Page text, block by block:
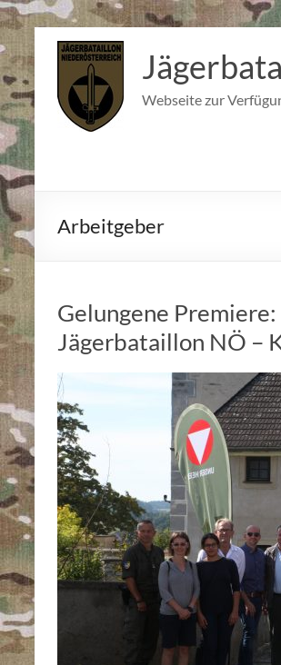
Inhalt
springen
Webseite zur
Arbeitgeber
Gelungene
Jägerbataillon NÖ –